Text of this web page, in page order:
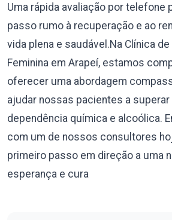
Uma rápida avaliação por telefone
passo rumo à recuperação e ao
vida plena e saudável.Na Clínica
Feminina em Arapeí, estamos
oferecer uma abordagem
ajudar nossas pacientes a
dependência química e alcoólica.
com um de nossos consultores
primeiro passo em direção a uma
esperança e cura